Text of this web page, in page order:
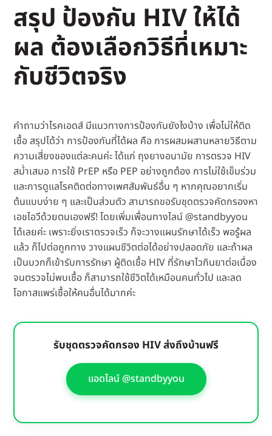
สรุป ป้องกัน HIV ให้ได้
ผล ต้องเลือกวิธีที่เหมาะ
กับชีวิตจริง
คำถามว่าโรคเอดส์ มีแนวทางการป้องกันยังไงบ้าง เพื่อไม่ให้ติด
เชื้อ สรุปได้ว่า การป้องกันที่ได้ผล คือ การผสมผสานหลายวิธีตาม
ความเสี่ยงของแต่ละคนค่ะ ได้แก่ ถุงยางอนามัย การตรวจ HIV
สม่ำเสมอ การใช้ PrEP หรือ PEP อย่างถูกต้อง การไม่ใช้เข็มร่วม
และการดูแลโรคติดต่อทางเพศสัมพันธ์อื่น ๆ หากคุณอยากเริ่ม
ต้นแบบง่าย ๆ และเป็นส่วนตัว สามารถขอรับชุดตรวจคัดกรองหา
เอชไอวีด้วยตนเองฟรี! โดยเพิ่มเพื่อนทางไลน์ @standbyyou
ได้เลยค่ะ เพราะยิ่งเราตรวจเร็ว ก็จะวางแผนรักษาได้เร็ว พอรู้ผล
แล้ว ก็ไปต่อถูกทาง วางแผนชีวิตต่อได้อย่างปลอดภัย และถ้าผล
เป็นบวกก็เข้ารับการรักษา ผู้ติดเชื้อ HIV ที่รักษาไวกินยาต่อเนื่อง
จนตรวจไม่พบเชื้อ ก็สามารถใช้ชีวิตได้เหมือนคนทั่วไป และลด
โอกาสแพร่เชื้อให้คนอื่นได้มากค่ะ
รับชุดตรวจคัดกรอง HIV ส่งถึงบ้านฟรี
แอดไลน์ @standbyyou